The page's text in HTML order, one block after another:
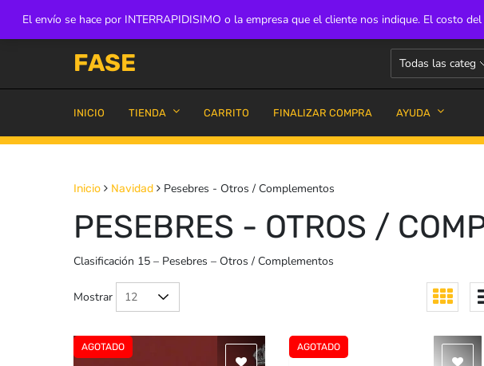
El envío se hace por INTERRAPIDISIMO o la empresa que el cliente nos indique. El costo
contenido
FASE
INICIO TIENDA CARRITO FINALIZAR COMPRA AYUDA
Inicio Navidad Pesebres - Otros / Complementos
PESEBRES - OTROS /
Clasificación 15 – Pesebres – Otros / Complementos
Mostrar
AGOTADO AGOTADO